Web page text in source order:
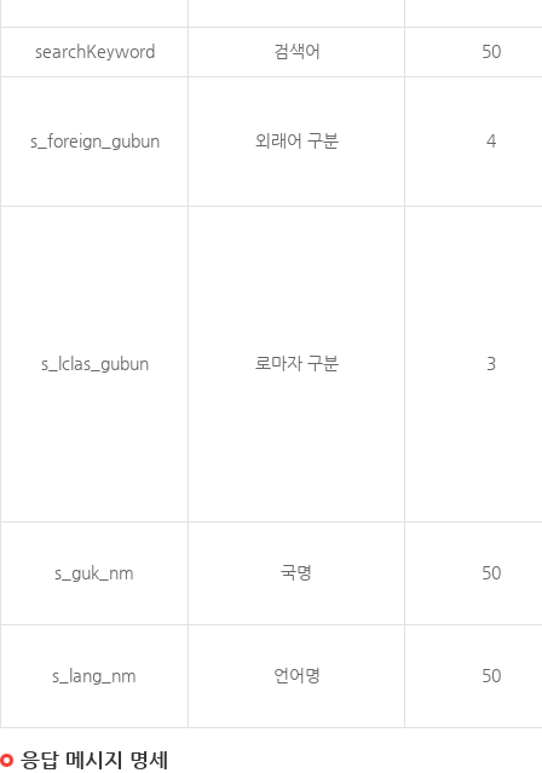
searchKeyword 검색어 50
s_foreign_gubun 외래어 구분 4
s_lclas_gubun 로마자 구분 3
s_guk_nm 국명 50
s_lang_nm 언어명 50
응답 메시지 명세